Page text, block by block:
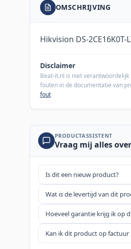
OMSCHRIJVING
Hikvision DS-2CE16K0T-
Disclaimer
Beat-it.nl is niet verantwoordelijk
fouten in de documentatie van
fout
PRODUCTASSISTENT
Vraag mij alles
Is dit een nieuw product?
Wat is de levertijd van dit
Hoeveel garantie krijg ik op
Kan ik dit product op factuur